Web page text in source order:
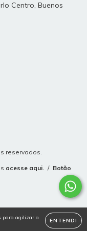
para agilizar a
ENTENDI
Centro, Buenos
reservados.
acesse aqui. / Botão